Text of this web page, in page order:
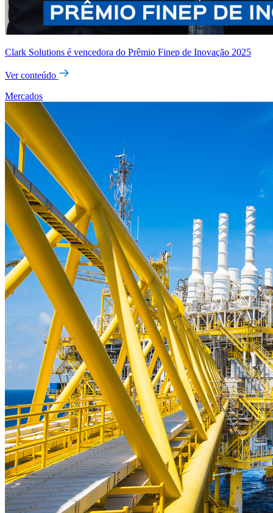
Clark Solutions é vencedora do Prêmio Finep de Inovação 2025
Ver conteúdo
Mercados